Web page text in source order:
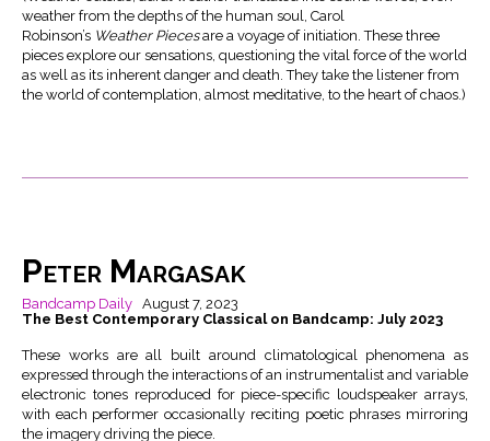
weather from the depths of the human soul, Carol
Robinson’s Weather Pieces are a voyage of initiation. These three
pieces explore our sensations, questioning the vital force of the world
as well as its inherent danger and death. They take the listener from
the world of contemplation, almost meditative, to the heart of chaos.)
Peter Margasak
Bandcamp Daily August 7, 2023
The Best Contemporary Classical on Bandcamp: July 2023
These works are all built around climatological phenomena as
expressed through the interactions of an instrumentalist and variable
electronic tones reproduced for piece-specific loudspeaker arrays,
with each performer occasionally reciting poetic phrases mirroring
the imagery driving the piece.